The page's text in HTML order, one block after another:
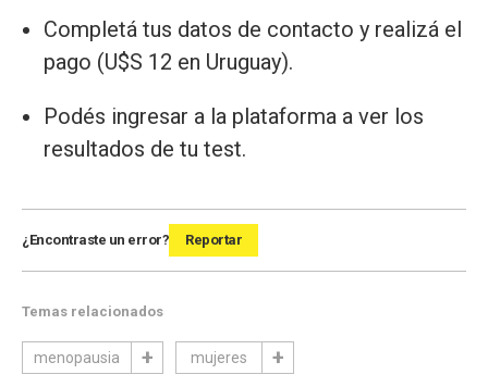
Completá tus datos de contacto y realizá el
pago (U$S 12 en Uruguay).
Podés ingresar a la plataforma a ver los
resultados de tu test.
¿Encontraste un error? Reportar
Temas relacionados
menopausia mujeres